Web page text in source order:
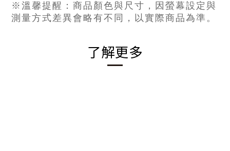
※溫馨提醒：商品顏色與尺寸，因螢幕設定與
測量方式差異會略有不同，以實際商品為準。
了解更多